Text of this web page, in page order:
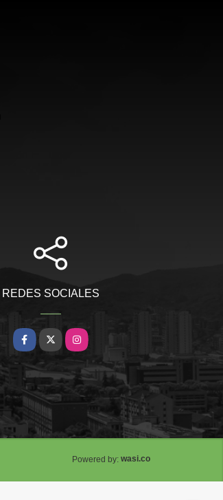
REDES SOCIALES
Facebook
X Instagram
Powered by: wasi.co